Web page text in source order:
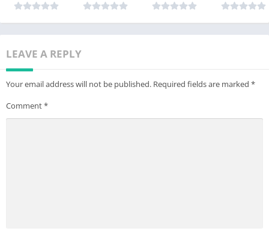
LEAVE A REPLY
Your email address will not be published. Required fields are marked *
Comment*